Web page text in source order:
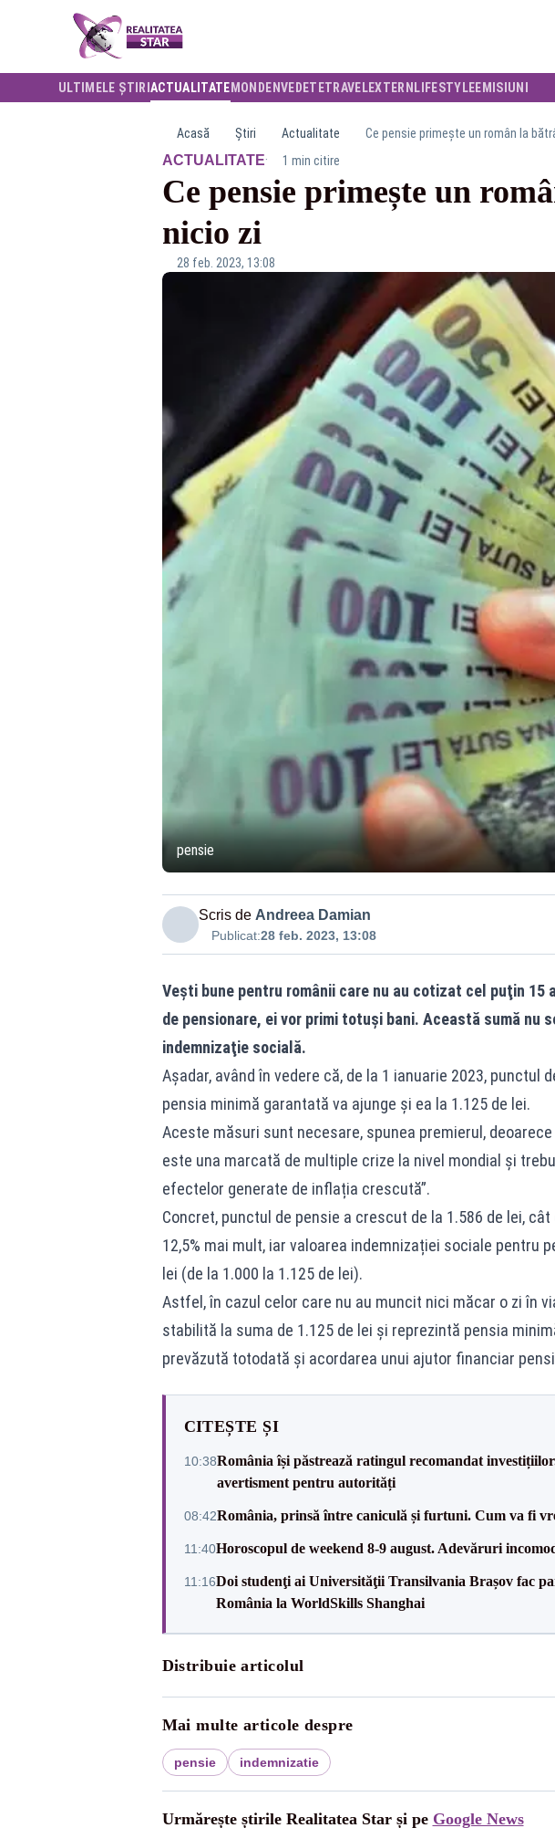
ULTIMELE ȘTIRI ACTUALITATE MONDENVEDETETRAVELEXTERN LIFESTYLEEMISIUNI
Acasă Știri Actualitate Ce pensie primește un român la
ACTUALITATE· 1 min citire
Ce pensie primește un
nicio zi
28 feb. 2023, 13:08
pensie
Scris de Andreea Damian
Publicat:28 feb. 2023, 13:08
Veşti bune pentru românii care nu au cotizat cel puţin 15
de pensionare, ei vor primi totuşi bani. Această sumă nu
indemnizaţie socială.
Aşadar, având în vedere că, de la 1 ianuarie 2023, punctul
pensia minimă garantată va ajunge şi ea la 1.125 de lei.
Aceste măsuri sunt necesare, spunea premierul,
este una marcată de multiple crize la nivel mondial și
efectelor generate de inflația crescută”.
Concret, punctul de pensie a crescut de la 1.586 de lei, cât
12,5% mai mult, iar valoarea indemnizației sociale pentru
lei (de la 1.000 la 1.125 de lei).
Astfel, în cazul celor care nu au muncit nici măcar o zi în
stabilită la suma de 1.125 de lei și reprezintă pensia
prevăzută totodată și acordarea unui ajutor financiar
CITEȘTE ȘI
10:38România își păstrează ratingul recomandat
avertisment pentru autorități
08:42România, prinsă între caniculă și furtuni. Cum va fi
11:40Horoscopul de weekend 8-9 august. Adevăruri
11:16Doi studenţi ai Universităţii Transilvania Brașov fac
România la WorldSkills Shanghai
Distribuie articolul
Mai multe articole despre
pensie indemnizatie
Urmărește știrile Realitatea Star și pe Google News